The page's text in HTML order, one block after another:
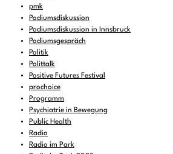
pmk
Podiumsdiskussion
Podiumsdiskussion in Innsbruck
Podiumsgespräch
Politik
Polittalk
Positive Futures Festival
prochoice
Programm
Psychiatrie in Bewegung
Public Health
Radio
Radio im Park